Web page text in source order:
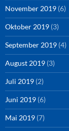
November 2019 (6)
Oktober 2019 (3)
September 2019 (4)
August 2019 (3)
Juli 2019 (2)
Juni 2019 (6)
Mai 2019 (7)